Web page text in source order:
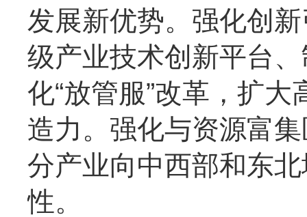
发展新优势。强化创
级产业技术创新平台
化“放管服”改革，扩
造力。强化与资源富
分产业向中西部和东
性。